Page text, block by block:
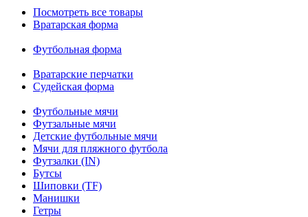
Посмотреть все товары
Вратарская форма
Футбольная форма
Вратарские перчатки
Судейская форма
Футбольные мячи
Футзальные мячи
Детские футбольные мячи
Мячи для пляжного футбола
Футзалки (IN)
Бутсы
Шиповки (TF)
Манишки
Гетры